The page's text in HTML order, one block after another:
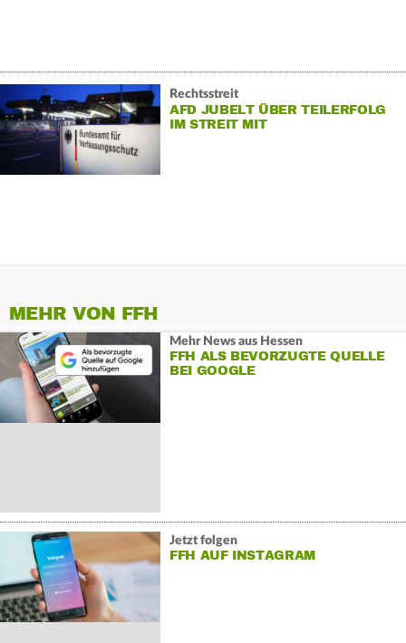
Rechtsstreit
AFD JUBELT ÜBER TEILERFOLG
IM STREIT MIT
MEHR VON FFH
Mehr News aus Hessen
FFH ALS BEVORZUGTE QUELLE
BEI GOOGLE
Jetzt folgen
FFH AUF INSTAGRAM